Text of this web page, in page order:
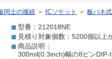
同士の接続 ＞ ICソケット ＞ 板バネ
型番：212018NE
見積り対象個数：5200個以上
商品説明：
300mil(0.3inch)幅の8ピン